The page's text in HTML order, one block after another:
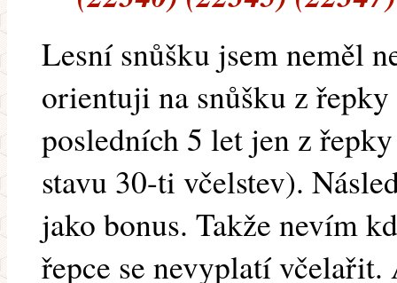
Lesní snůšku jsem neměl
orientuji na snůšku z
posledních 5 let jen z
stavu 30-ti včelstev).
jako bonus. Takže nevím
řepce se nevyplatí